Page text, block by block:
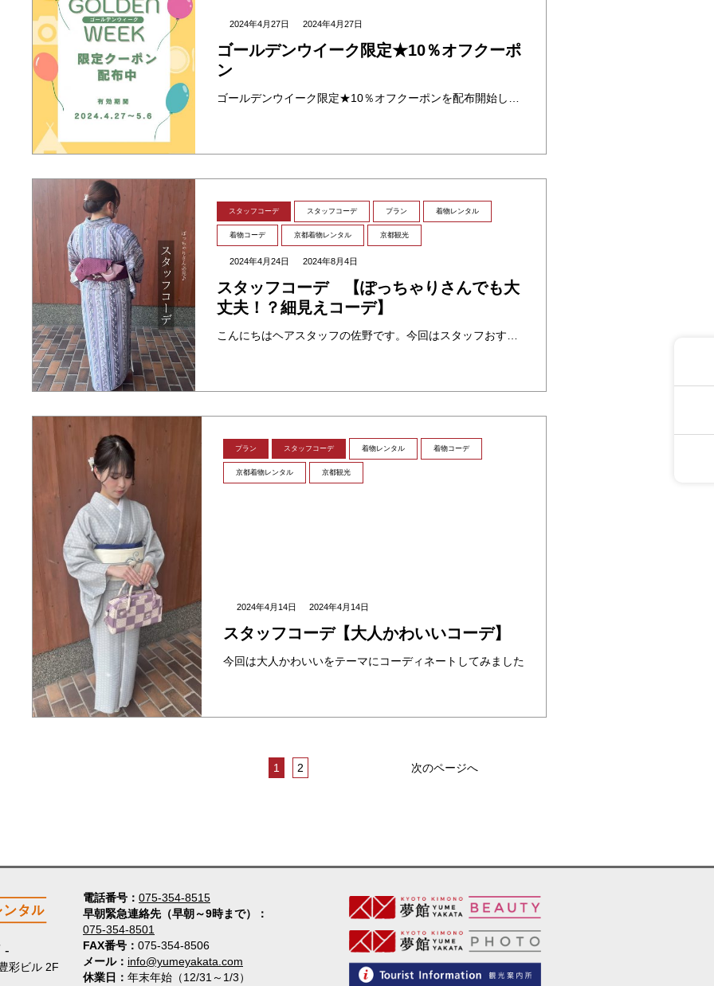
2024年4月27日 2024年4月27日
ゴールデンウイーク限定★10％オフクーポ
ン
ゴールデンウイーク限定★10％オフクーポンを配布開始します！ GW期間で着物レンタルして京都観光をしませんか？
スタッフコーデ スタッフコーデ プラン 着物レンタル
着物コーデ 京都着物レンタル 京都観光
2024年4月24日 2024年8月4日
スタッフコーデ 【ぽっちゃりさんでも大
丈夫！？細見えコーデ】
こんにちはヘアスタッフの佐野です。今回はスタッフおすすめぽっちゃりさんにぜひ着てほしいコーディネートのご紹介です♪ サイズ展開 夢館では女性はS～4TWまで、男性は5S～5Lまでサイズ展開がございます。 スタッフコーデ ・・・
プラン スタッフコーデ 着物レンタル 着物コーデ
京都着物レンタル 京都観光
2024年4月14日 2024年4月14日
スタッフコーデ【大人かわいいコーデ】
今回は大人かわいいをテーマにコーディネートしてみました
1 2 次のページへ
電話番号
075-354-8515
早朝緊急連絡先（早朝～9時まで）
075-354-8501
FAX番号
075-354-8506
メール
info@yumeyakata.com
休業日
年末年始（12/31～1/3）
彩ビル 2F